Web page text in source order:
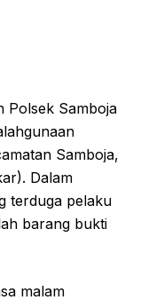
Polsek Samboja
Samboja,
Dalam
terduga pelaku
barang bukti
malam